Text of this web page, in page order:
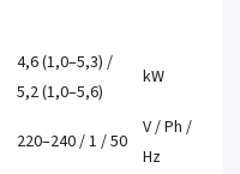
4,6 (1,0–5,3) /
5,2 (1,0–5,6)
kW
220–240 / 1 / 50
V / Ph /
Hz